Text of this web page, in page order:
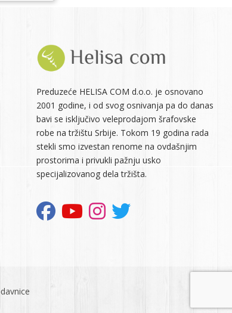
Preduzeće HELISA COM d.o.o. je osnovano
2001 godine, i od svog osnivanja pa do danas
bavi se isključivo veleprodajom šrafovske
robe na tržištu Srbije. Tokom 19 godina rada
stekli smo izvestan renome na ovdašnjim
prostorima i privukli pažnju usko
specijalizovanog dela tržišta.